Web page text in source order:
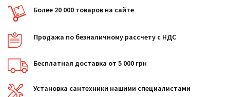
Более 20 000 товаров на сайте
Продажа по безналичному рассчету с НДС
Бесплатная доставка от 5 000 грн
Установка сантехники нашими специалистами